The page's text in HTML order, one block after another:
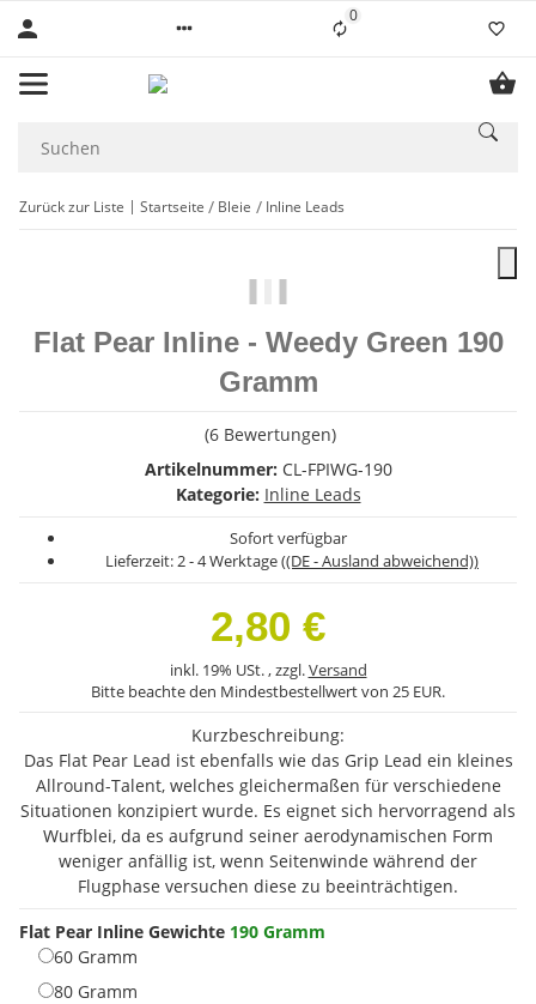
0Liste ist leer
Zurück zur Liste Startseite Bleie Inline Leads
Flat Pear Inline - Weedy Green 190
Gramm
(6 Bewertungen)
Artikelnummer: CL-FPIWG-190
Kategorie: Inline Leads
Sofort verfügbar
Lieferzeit:2 - 4 Werktage((DE - Ausland abweichend))
2,80 €
inkl. 19% USt. , zzgl.Versand
Bitte beachte den Mindestbestellwert von 25 EUR.
Kurzbeschreibung:
Das Flat Pear Lead ist ebenfalls wie das Grip Lead ein kleines
Allround-Talent, welches gleichermaßen für verschiedene
Situationen konzipiert wurde. Es eignet sich hervorragend als
Wurfblei, da es aufgrund seiner aerodynamischen Form
weniger anfällig ist, wenn Seitenwinde während der
Flugphase versuchen diese zu beeinträchtigen.
Flat Pear Inline Gewichte 190 Gramm
60 Gramm
80 Gramm